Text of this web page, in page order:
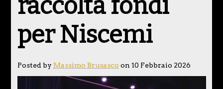
raccolta fondi
per Niscemi
Posted by Massimo Brusasco on 10 Febbraio 2026